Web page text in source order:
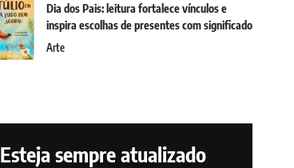
Dia dos Pais: leitura fortalece vínculos e
inspira escolhas de presentes com significado
Arte
Esteja sempre atualizado